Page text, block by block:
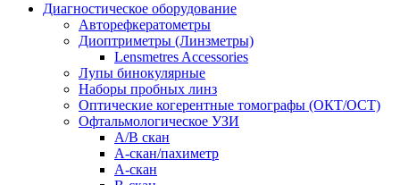
Диагностическое оборудование
Авторефкератометры
Диоптриметры (Линзметры)
Lensmetres Accessories
Лупы бинокулярные
Наборы пробных линз
Оптические когерентные томографы (ОКТ/ОСТ)
Офтальмологическое УЗИ
A/B скан
A-скан/пахиметр
A-скан